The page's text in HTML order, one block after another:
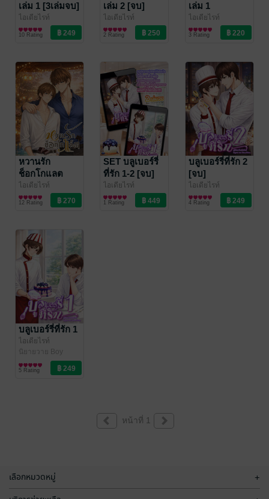
เล่ม 1 [3เล่มจบ]
ไอเดียไรท์
นิยายวาย Boy
Love / Yaoi
10 Rating
เล่ม 2 [จบ]
ไอเดียไรท์
นิยายวาย Boy
Love / Yaoi
2 Rating
เล่ม 1
ไอเดียไรท์
นิยายวาย Boy
Love / Yaoi
3 Rating
หวานรัก
ช็อกโกแลต
ไอเดียไรท์
นิยายวาย Boy
Love / Yaoi
12 Rating
SET บลูเบอร์รี่
ที่รัก 1-2 [จบ]
ไอเดียไรท์
นิยายวาย Boy
Love / Yaoi
1 Rating
บลูเบอร์รี่ที่รัก 2
[จบ]
ไอเดียไรท์
นิยายวาย Boy
Love / Yaoi
4 Rating
บลูเบอร์รี่ที่รัก 1
ไอเดียไรท์
นิยายวาย Boy
Love / Yaoi
5 Rating
หน้าที่ 1
เลือกหมวดหมู่ +